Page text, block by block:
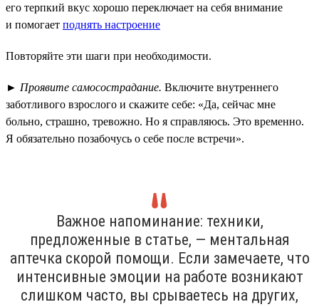
его терпкий вкус хорошо переключает на себя внимание
и помогает поднять настроение
Повторяйте эти шаги при необходимости.
► Проявите самосострадание. Включите внутреннего
заботливого взрослого и скажите себе: «Да, сейчас мне
больно, страшно, тревожно. Но я справляюсь. Это временно.
Я обязательно позабочусь о себе после встречи».
Важное напоминание: техники,
предложенные в статье, — ментальная
аптечка скорой помощи. Если замечаете, что
интенсивные эмоции на работе возникают
слишком часто, вы срываетесь на других,